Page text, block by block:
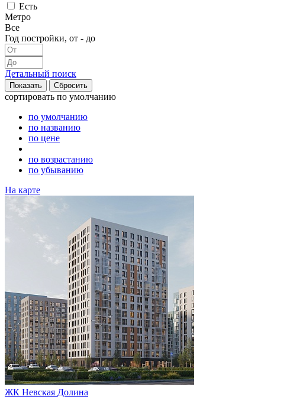
Есть
Метро
Все
Год постройки, от - до
Детальный поиск
сортировать по умолчанию
по умолчанию
по названию
по цене
по возрастанию
по убыванию
На карте
ЖК Невская Долина